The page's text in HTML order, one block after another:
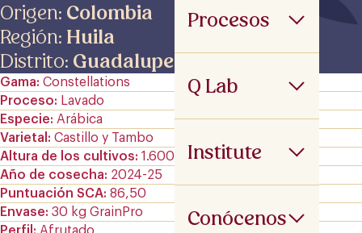
Procesos
Q Lab
Institute
Conócenos
Origen: Colombia
Región: Huila
Distrito: Guadalupe
Gama Constellations
Proceso
Lavado
Especie
Arábica
Varietal
Castillo y Tambo
Altura de los cultivos 1.600 m.s.n.m
Año de cosecha
2024-25
Puntuación SCA 86,50
Envase 30 kg GrainPro